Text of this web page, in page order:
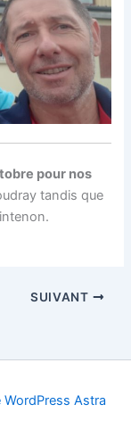
pour nos
tandis que
SUIVANT
WordPress Astra